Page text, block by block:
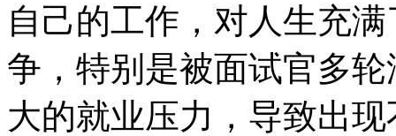
自己的工作，对人生充
争，特别是被面试官多
大的就业压力，导致出